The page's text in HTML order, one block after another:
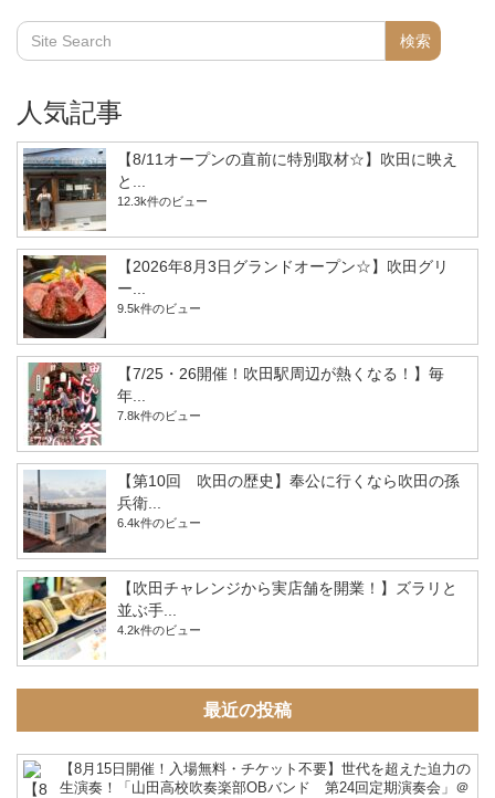
人気記事
【8/11オープンの直前に特別取材☆】吹田に映え
と...
12.3k件のビュー
【2026年8月3日グランドオープン☆】吹田グリ
ー...
9.5k件のビュー
【7/25・26開催！吹田駅周辺が熱くなる！】毎
年...
7.8k件のビュー
【第10回 吹田の歴史】奉公に行くなら吹田の孫
兵衛...
6.4k件のビュー
【吹田チャレンジから実店舗を開業！】ズラリと
並ぶ手...
4.2k件のビュー
最近の投稿
【8月15日開催！入場無料・チケット不要】世代を超えた迫力の
生演奏！「山田高校吹奏楽部OBバンド 第24回定期演奏会」＠